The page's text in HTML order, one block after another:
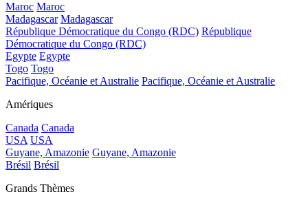
Maroc Maroc
Madagascar Madagascar
République Démocratique du Congo (RDC) République
Démocratique du Congo (RDC)
Egypte Egypte
Togo Togo
Pacifique, Océanie et Australie Pacifique, Océanie et Australie
Amériques
Canada Canada
USA USA
Guyane, Amazonie Guyane, Amazonie
Brésil Brésil
Grands Thèmes